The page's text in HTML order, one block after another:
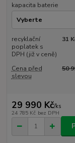
kapacita baterie
recyklační
poplatek s
DPH (již v ceně)
31
Cena před
slevou
50
29 990 Kč/ks
24 785 Kč bez DPH